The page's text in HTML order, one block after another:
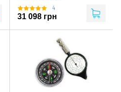
4
31 098 грн